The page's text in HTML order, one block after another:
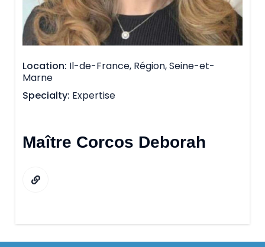
Location Il-de-France, Région, Seine-et-
Marne
Specialty Expertise
Maître Corcos Deborah